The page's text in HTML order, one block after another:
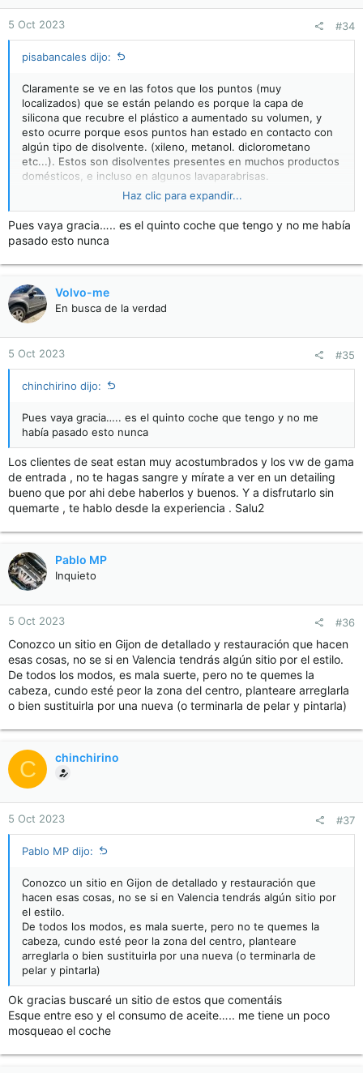
n
s
:
5 Oct 2023 #34
pisabancales dijo:
Claramente se ve en las fotos que los puntos (muy
localizados) que se están pelando es porque la capa de
silicona que recubre el plástico a aumentado su volumen, y
esto ocurre porque esos puntos han estado en contacto con
algún tipo de disolvente. (xileno, metanol. diclorometano
etc...). Estos son disolventes presentes en muchos productos
domésticos, e incluso en algunos lavaparabrisas.
El como ha ocurrido no lo sabemos, probablemente haya sido
de forma accidental, pero si puedo decirte solo que solo una
pequeña gota o resto de este tipo de disolventes, si no se
limpia inmediatamente, puede provocar lo que muestras.
La solución única es la que te indica
Haz clic para expandir...
Pues vaya gracia….. es el quinto coche que tengo y no me había
pasado esto nunca
Volvo-me
En busca de la verdad
5 Oct 2023 #35
chinchirino dijo:
Pues vaya gracia….. es el quinto coche que tengo y no me
había pasado esto nunca
Los clientes de seat estan muy acostumbrados y los vw de gama
de entrada , no te hagas sangre y mírate a ver en un detailing
bueno que por ahi debe haberlos y buenos. Y a disfrutarlo sin
quemarte , te hablo desde la experiencia . Salu2
Pablo MP
Inquieto
5 Oct 2023 #36
Conozco un sitio en Gijon de detallado y restauración que hacen
esas cosas, no se si en Valencia tendrás algún sitio por el estilo.
De todos los modos, es mala suerte, pero no te quemes la
cabeza, cundo esté peor la zona del centro, planteare arreglarla
o bien sustituirla por una nueva (o terminarla de pelar y pintarla)
C chinchirino
5 Oct 2023 #37
Pablo MP dijo:
Conozco un sitio en Gijon de detallado y restauración que
hacen esas cosas, no se si en Valencia tendrás algún sitio por
el estilo.
De todos los modos, es mala suerte, pero no te quemes la
cabeza, cundo esté peor la zona del centro, planteare
arreglarla o bien sustituirla por una nueva (o terminarla de
pelar y pintarla)
Ok gracias buscaré un sitio de estos que comentáis
Esque entre eso y el consumo de aceite….. me tiene un poco
mosqueao el coche